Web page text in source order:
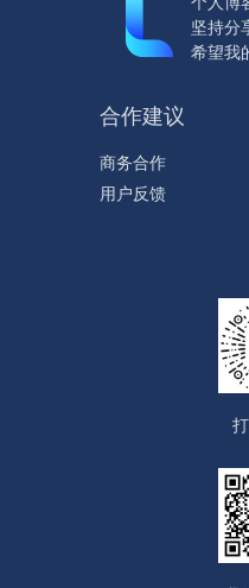
坚持分
希望我
合作建议
商务合作
用户反馈